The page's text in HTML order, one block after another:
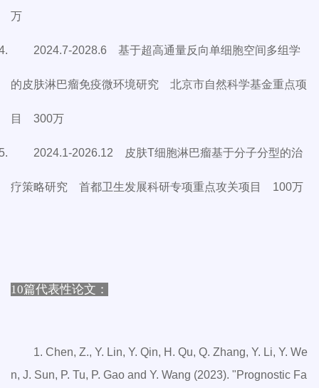
万
2024.7-2028.6 基于超高通量反向单细胞空间多组学
的皮肤淋巴瘤免疫微环境研究 北京市自然科学基金重点项
目 300万
2024.1-2026.12 皮肤T细胞淋巴瘤基于分子分型的治
疗策略研究 首都卫生发展科研专项重点攻关项目 100万
10篇代表性论文：
1. Chen, Z., Y. Lin, Y. Qin, H. Qu, Q. Zhang, Y. Li, Y. We
n, J. Sun, P. Tu, P. Gao and Y. Wang (2023). "Prognostic Fa